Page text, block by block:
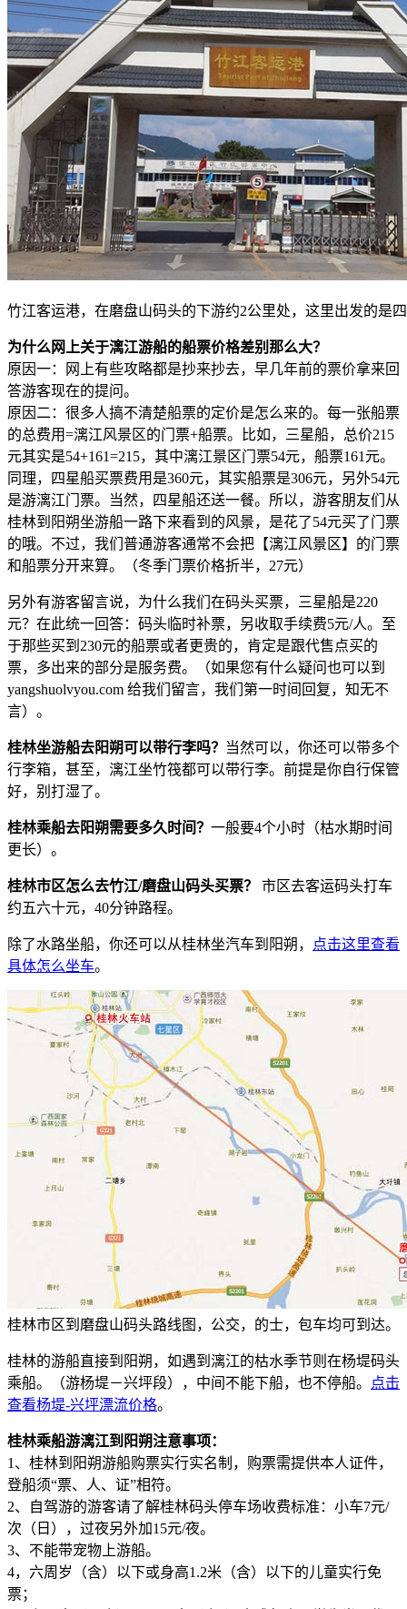
竹江客运港，在磨盘山码头的下游约2公里处，这里出发的是
为什么网上关于漓江游船的船票价格差别那么大？
原因一：网上有些攻略都是抄来抄去，早几年前的票价拿来回
答游客现在的提问。
原因二：很多人搞不清楚船票的定价是怎么来的。每一张船票
的总费用=漓江风景区的门票+船票。比如，三星船，总价215
元其实是54+161=215，其中漓江景区门票54元，船票161元。
同理，四星船买票费用是360元，其实船票是306元，另外54元
是游漓江门票。当然，四星船还送一餐。所以，游客朋友们从
桂林到阳朔坐游船一路下来看到的风景，是花了54元买了门票
的哦。不过，我们普通游客通常不会把【漓江风景区】的门票
和船票分开来算。（冬季门票价格折半，27元）
另外有游客留言说，为什么我们在码头买票，三星船是220
元？在此统一回答：码头临时补票，另收取手续费5元/人。至
于那些买到230元的船票或者更贵的，肯定是跟代售点买的
票，多出来的部分是服务费。（如果您有什么疑问也可以到
yangshuolvyou.com 给我们留言，我们第一时间回复，知无不
言）。
桂林坐游船去阳朔可以带行李吗？ 当然可以，你还可以带多个
行李箱，甚至，漓江坐竹筏都可以带行李。前提是你自行保管
好，别打湿了。
桂林乘船去阳朔需要多久时间？ 一般要4个小时（枯水期时间
更长）。
桂林市区怎么去竹江/磨盘山码头买票？
市区去客运码头打车
约五六十元，40分钟路程。
除了水路坐船，你还可以从桂林坐汽车到阳朔，
点击这里查看
具体怎么坐车。
桂林市区到磨盘山码头路线图，公交，的士，包车均可到达。
桂林的游船直接到阳朔，如遇到漓江的枯水季节则在杨堤码头
乘船。（游杨堤－兴坪段），中间不能下船，也不停船。
点击
查看杨堤-兴坪漂流价格。
桂林乘船游漓江到阳朔注意事项：
1、桂林到阳朔游船购票实行实名制，购票需提供本人证件，
登船须“票、人、证”相符。
2、自驾游的游客请了解桂林码头停车场收费标准：小车7元/
次（日），过夜另外加15元/夜。
3、不能带宠物上游船。
4，六周岁（含）以下或身高1.2米（含）以下的儿童实行免
票；